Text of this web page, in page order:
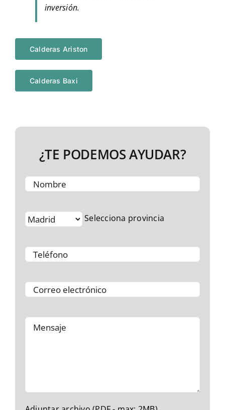
inversión.
Calderas Ariston
Calderas Baxi
¿TE PODEMOS AYUDAR?
Selecciona provincia